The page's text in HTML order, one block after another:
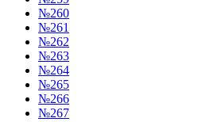
№260
№261
№262
№263
№264
№265
№266
№267